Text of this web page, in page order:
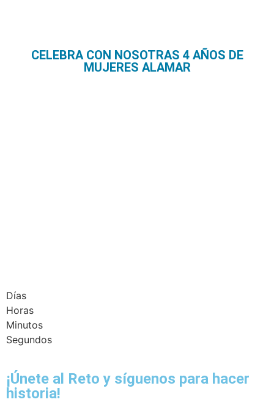
CELEBRA CON NOSOTRAS 4 AÑOS DE
MUJERES ALAMAR
Días
Horas
Minutos
Segundos
¡Únete al Reto y síguenos para hacer
historia!